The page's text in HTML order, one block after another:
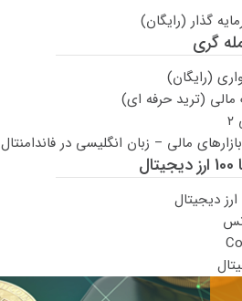
گذار (رایگان)
گری
(رایگان)
مالی (ترید حرفه ای)
مالی – زبان انگلیسی در فاندامنتال
دیجیتال